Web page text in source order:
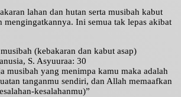
lahan dan hutan serta musibah kabut
mengingatkannya. Ini semua tak lepas akibat
(kebakaran dan kabut asap)
S. Asyuuraa: 30
musibah yang menimpa kamu maka adalah
tanganmu sendiri, dan Allah memaafkan
kesalahanmu)”